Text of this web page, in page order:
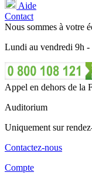
Aide
Contact
Nous sommes à votre
Lundi au vendredi 9h -
Appel en dehors de la
Auditorium
Uniquement sur
Contactez-nous
Compte